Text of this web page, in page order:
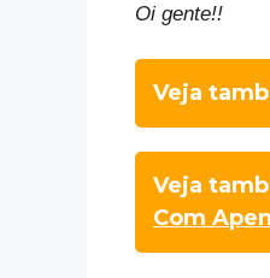
Oi gente!!
Veja
Veja
Com